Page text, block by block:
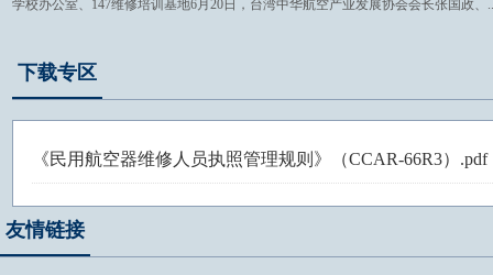
学校办公室、147维修培训基地6月20日，台湾中华航空产业发展协会会长张国政、
下载专区
《民用航空器维修人员执照管理规则》（CCAR-66R3）.pdf
友情链接